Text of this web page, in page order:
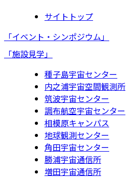
サイトトップ
「イベント・シンポジウム」
「施設見学」
種子島宇宙センター
内之浦宇宙空間観測所
筑波宇宙センター
調布航空宇宙センター
相模原キャンパス
地球観測センター
角田宇宙センター
勝浦宇宙通信所
増田宇宙通信所